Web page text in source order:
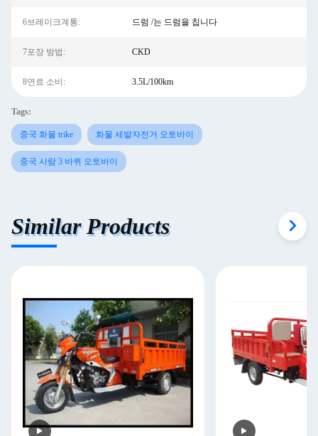
6브레이크계통: 드럼 /는 드럼을 칩니다
7포장 방법: CKD
8연료 소비: 3.5L/100km
Tags:
중국 화물 trike 화물 세발자전거 오토바이
중국 사람 3 바퀴 오토바이
Similar Products